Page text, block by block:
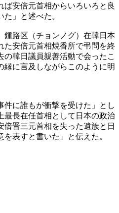
安倍元首相からいろいろと良
」と述べた。
鍾路区（チョンノグ）在韓日本
た安倍元首相焼香所で弔問を終
の韓日議員親善活動で会ったこ
縁に言及しながらこのように明
件に誰もが衝撃を受けた」とし
最長在任首相として日本の政治
倍晋三元首相を失った遺族と日
表すと書いた」と伝えた。